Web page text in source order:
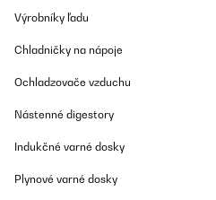
Výrobníky ľadu
Chladničky na nápoje
Ochladzovače vzduchu
Nástenné digestory
Indukčné varné dosky
Plynové varné dosky